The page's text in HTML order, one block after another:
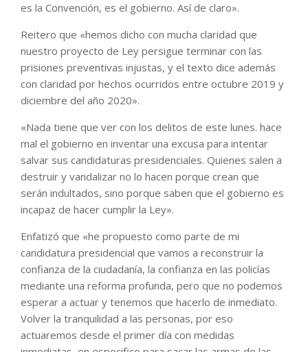
es la Convención, es el gobierno. Así de claro».
Reitero que «hemos dicho con mucha claridad que
nuestro proyecto de Ley persigue terminar con las
prisiones preventivas injustas, y el texto dice además
con claridad por hechos ocurridos entre octubre 2019 y
diciembre del año 2020».
«Nada tiene que ver con los delitos de este lunes. hace
mal el gobierno en inventar una excusa para intentar
salvar sus candidaturas presidenciales. Quienes salen a
destruir y vandalizar no lo hacen porque crean que
serán indultados, sino porque saben que el gobierno es
incapaz de hacer cumplir la Ley».
Enfatizó que «he propuesto como parte de mi
candidatura presidencial que vamos a reconstruir la
confianza de la ciudadanía, la confianza en las policías
mediante una reforma profunda, pero que no podemos
esperar a actuar y tenemos que hacerlo de inmediato.
Volver la tranquilidad a las personas, por eso
actuaremos desde el primer día con medidas